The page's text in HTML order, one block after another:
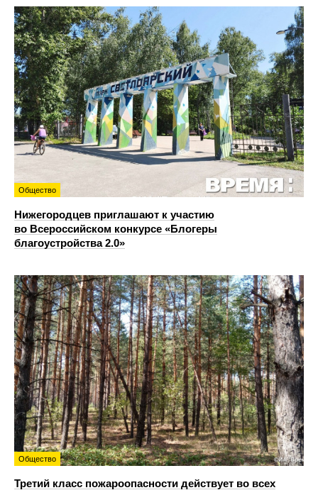
Общество
Нижегородцев приглашают к участию
во Всероссийском конкурсе «Блогеры
благоустройства 2.0»
Общество
Третий класс пожароопасности действует во всех